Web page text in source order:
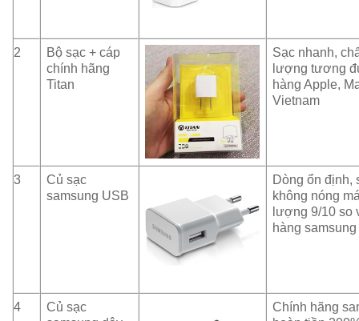
2
Bộ sạc + cáp
chính hãng
Titan
Sạc nhanh,
lượng tương
hàng Apple,
Vietnam
3
Củ sạc
samsung USB
Dòng ổn định,
không nóng
lượng 9/10 so
hàng samsung
4
Củ sạc
Chính hãng